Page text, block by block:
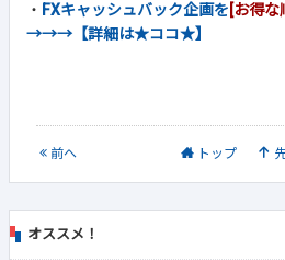
・ FXキャッシュバック企画を [お得な
→→→【詳細は★ココ★】
前へ トップ
オススメ！